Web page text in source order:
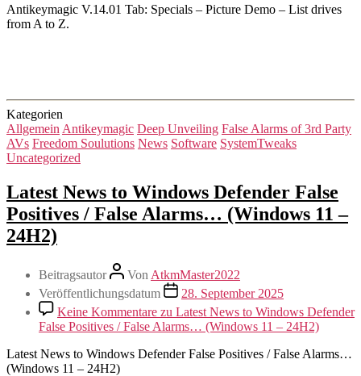
Antikeymagic V.14.01 Tab: Specials – Picture Demo – List drives
from A to Z.
Kategorien
Allgemein Antikeymagic Deep Unveiling False Alarms of 3rd Party
AVs Freedom Soulutions News Software SystemTweaks
Uncategorized
Latest News to Windows Defender False
Positives / False Alarms… (Windows 11 –
24H2)
Beitragsautor Von AtkmMaster2022
Veröffentlichungsdatum
28. September 2025
Keine Kommentare zu Latest News to Windows Defender
False Positives / False Alarms… (Windows 11 – 24H2)
Latest News to Windows Defender False Positives / False Alarms…
(Windows 11 – 24H2)